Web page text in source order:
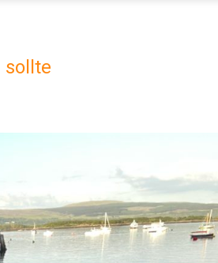
sollte